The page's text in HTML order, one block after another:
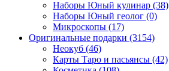
Наборы Юный кулинар (38)
Наборы Юный геолог (0)
Микроскопы (17)
Оригинальные подарки (3154)
Неокуб (46)
Карты Таро и пасьянсы (42)